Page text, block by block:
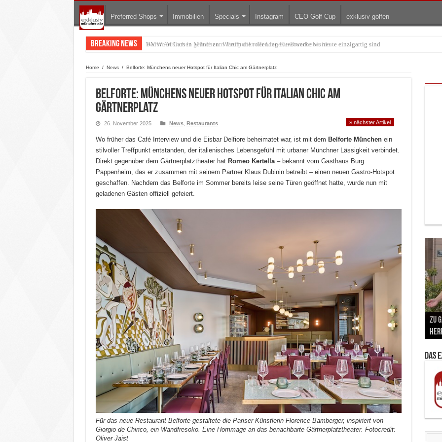
Preferred Shops Immobilien Specials Instagram CEO Golf Cup exklusiv-golfen
Breaking News BMW Art Cars in München: Warum die rollenden Kunstwerke bis heute einzigartig sind
Home / News / Belforte: Münchens neuer Hotspot für Italian Chic am Gärtnerplatz
Belforte: Münchens neuer Hotspot für Italian Chic am
Gärtnerplatz
26. November 2025 News, Restaurants » nächster Artikel
Wo früher das Café Interview und die Eisbar Delfiore beheimatet war, ist mit dem Belforte Münchenein
stilvoller Treffpunkt entstanden, der italienisches Lebensgefühl mit urbaner Münchner Lässigkeit verbindet.
Direkt gegenüber dem Gärtnerplatztheater hat Romeo Kertella– bekannt vom Gasthaus Burg
Pappenheim, das er zusammen mit seinem Partner Klaus Dubinin betreibt – einen neuen Gastro-Hotspot
geschaffen. Nachdem das Belforte im Sommer bereits leise seine Türen geöffnet hatte, wurde nun mit
geladenen Gästen offiziell gefeiert.
Für das neue Restaurant Belforte gestaltete die Pariser Künstlerin Florence Bamberger, inspiriert von
Giorgio de Chirico, ein Wandfresoko. Eine Hommage an das benachbarte Gärtnerplatztheater. Fotocredit:
Oliver Jaist
Zu
Das